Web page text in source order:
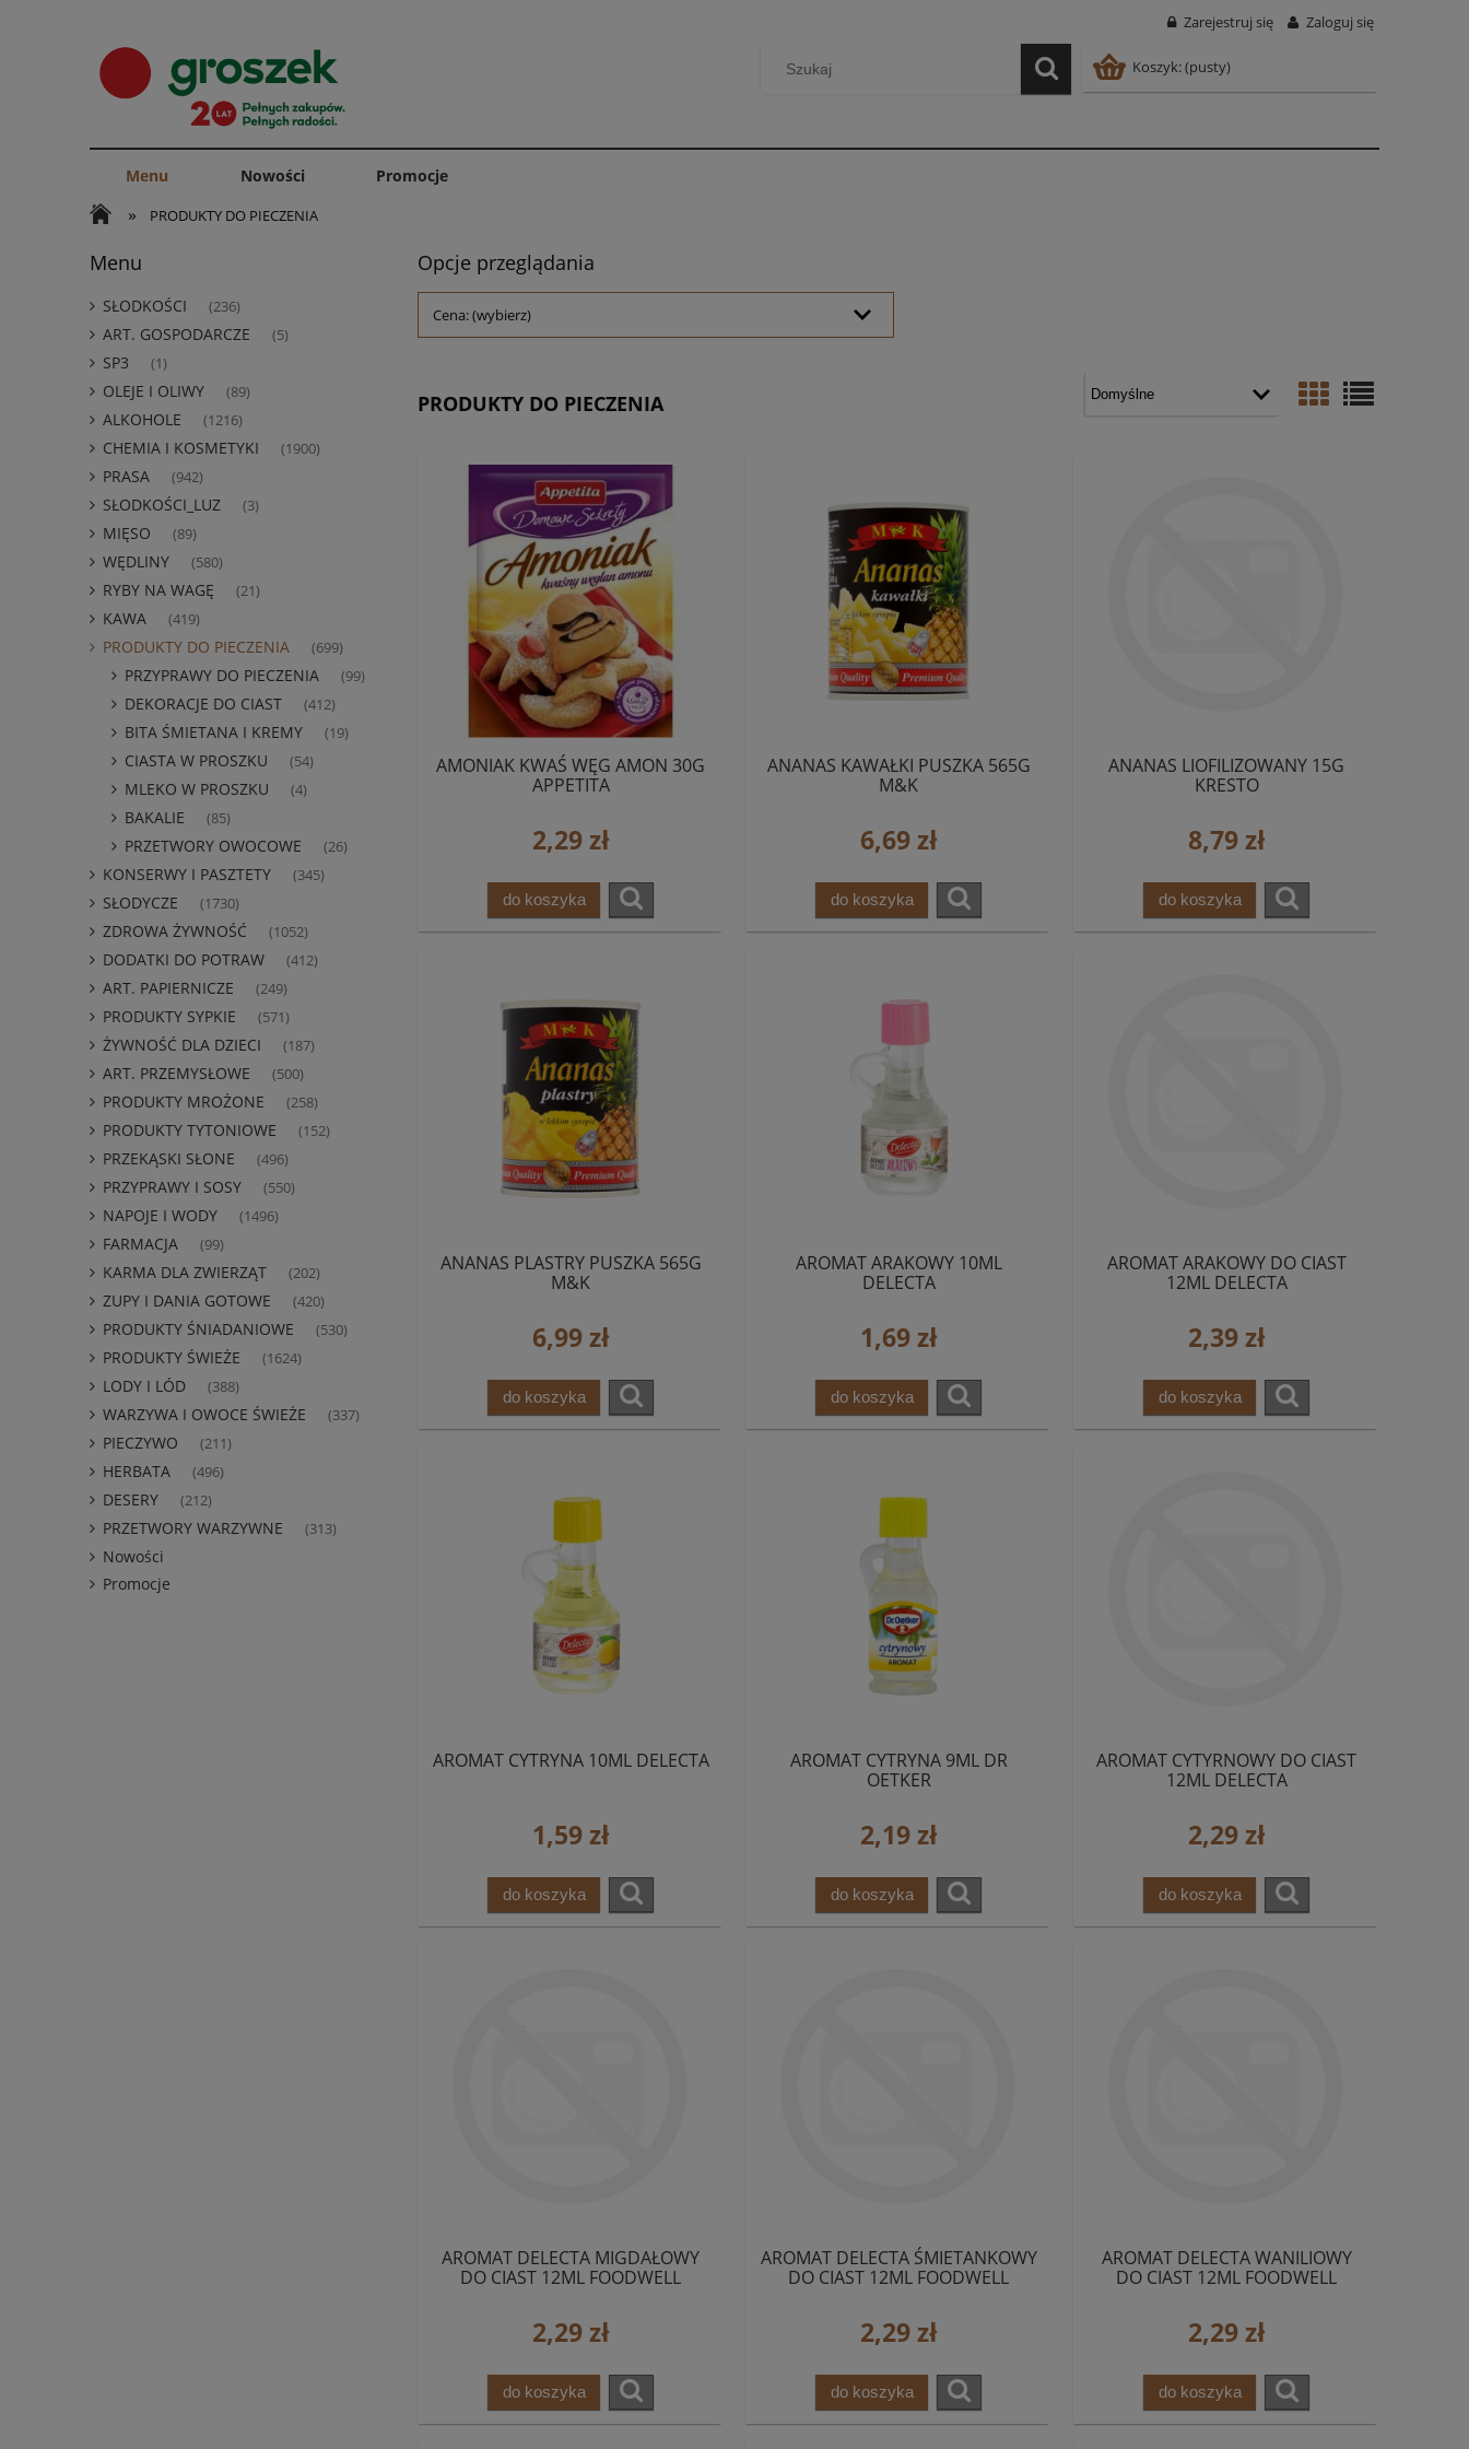
Zarejestruj się Zaloguj się
Koszyk:(pusty)
Menu Nowości Promocje
» PRODUKTY DO PIECZENIA
Menu
SŁODKOŚCI (236)
ART. GOSPODARCZE (5)
SP3 (1)
OLEJE I OLIWY (89)
ALKOHOLE (1216)
CHEMIA I KOSMETYKI (1900)
PRASA (942)
SŁODKOŚCI_LUZ (3)
MIĘSO (89)
WĘDLINY (580)
RYBY NA WAGĘ (21)
KAWA (419)
PRODUKTY DO PIECZENIA (699)
PRZYPRAWY DO PIECZENIA (99)
DEKORACJE DO CIAST (412)
BITA ŚMIETANA I KREMY (19)
CIASTA W PROSZKU (54)
MLEKO W PROSZKU (4)
BAKALIE (85)
PRZETWORY OWOCOWE (26)
KONSERWY I PASZTETY (345)
SŁODYCZE (1730)
ZDROWA ŻYWNOŚĆ (1052)
DODATKI DO POTRAW (412)
ART. PAPIERNICZE (249)
PRODUKTY SYPKIE (571)
ŻYWNOŚĆ DLA DZIECI (187)
ART. PRZEMYSŁOWE (500)
PRODUKTY MROŻONE (258)
PRODUKTY TYTONIOWE (152)
PRZEKĄSKI SŁONE (496)
PRZYPRAWY I SOSY (550)
NAPOJE I WODY (1496)
FARMACJA (99)
KARMA DLA ZWIERZĄT (202)
ZUPY I DANIA GOTOWE (420)
PRODUKTY ŚNIADANIOWE (530)
PRODUKTY ŚWIEŻE (1624)
LODY I LÓD (388)
WARZYWA I OWOCE ŚWIEŻE (337)
PIECZYWO (211)
HERBATA (496)
DESERY (212)
PRZETWORY WARZYWNE (313)
Nowości
Promocje
Opcje przeglądania
Cena: (wybierz)
PRODUKTY DO PIECZENIA
AMONIAK KWAŚ WĘG AMON 30G
APPETITA
2,29 zł
do koszyka
ANANAS KAWAŁKI PUSZKA 565G
M&K
6,69 zł
do koszyka
ANANAS LIOFILIZOWANY 15G
KRESTO
8,79 zł
do koszyka
ANANAS PLASTRY PUSZKA 565G
M&K
6,99 zł
do koszyka
AROMAT ARAKOWY 10ML
DELECTA
1,69 zł
do koszyka
AROMAT ARAKOWY DO CIAST
12ML DELECTA
2,39 zł
do koszyka
AROMAT CYTRYNA 10ML DELECTA
1,59 zł
do koszyka
AROMAT CYTRYNA 9ML DR
OETKER
2,19 zł
do koszyka
AROMAT CYTYRNOWY DO CIAST
12ML DELECTA
2,29 zł
do koszyka
AROMAT DELECTA MIGDAŁOWY
DO CIAST 12ML FOODWELL
2,29 zł
do koszyka
AROMAT DELECTA ŚMIETANKOWY
DO CIAST 12ML FOODWELL
2,29 zł
do koszyka
AROMAT DELECTA WANILIOWY
DO CIAST 12ML FOODWELL
2,29 zł
do koszyka